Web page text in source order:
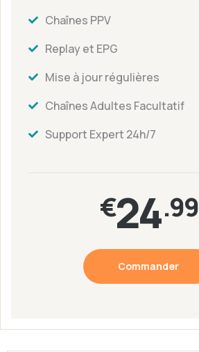
Chaînes PPV
Replay et EPG
Mise à jour régulières
Chaînes Adultes Facultatif
Support Expert 24h/7
€24.99
Commander